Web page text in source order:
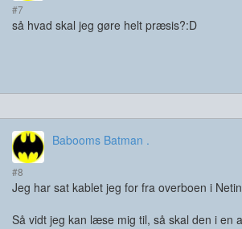
#7
så hvad skal jeg gøre helt præsis?:D
Babooms Batman .
#8
Jeg har sat kablet jeg for fra overboen i
Så vidt jeg kan læse mig til, så skal den i en